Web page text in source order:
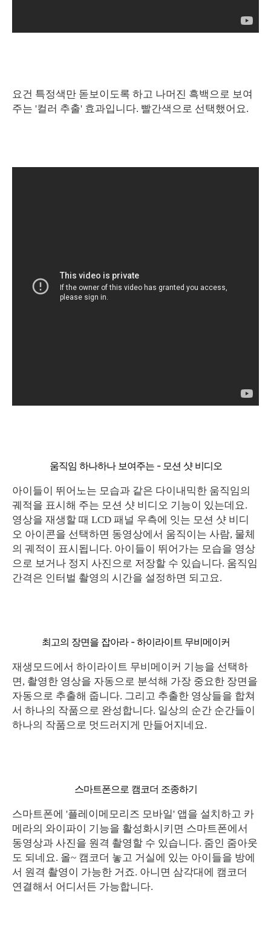
요건 특정색만 돋보이도록 하고 나머진 흑백으로 보여
주는 '컬러 추출' 효과입니다. 빨간색으로 선택했어요.
움직임 하나하나 보여주는 - 모션 샷 비디오
아이들이 뛰어노는 모습과 같은 다이내믹한 움직임의
궤적을 표시해 주는 모션 샷 비디오 기능이 있는데요.
영상을 재생할 때 LCD 패널 우측에 잇는 모션 샷 비디
오 아이콘을 선택하면 동영상에서 움직이는 사람, 물체
의 궤적이 표시됩니다. 아이들이 뛰어가는 모습을 영상
으로 보거나 정지 사진으로 저장할 수 있습니다. 움직임
간격은 인터벌 촬영의 시간을 설정하면 되고요.
최고의 장면을 잡아라 - 하이라이트 무비메이커
재생모드에서 하이라이트 무비메이커 기능을 선택하
면, 촬영한 영상을 자동으로 분석해 가장 중요한 장면을
자동으로 추출해 줍니다. 그리고 추출한 영상들을 합쳐
서 하나의 작품으로 완성합니다. 일상의 순간 순간들이
하나의 작품으로 멋드러지게 만들어지네요.
스마트폰으로 캠코더 조종하기
스마트폰에 '플레이메모리즈 모바일' 앱을 설치하고 카
메라의 와이파이 기능을 활성화시키면 스마트폰에서
동영상과 사진을 원격 촬영할 수 있습니다. 줌인 줌아웃
도 되네요. 올~ 캠코더 놓고 거실에 있는 아이들을 방에
서 원격 촬영이 가능한 거죠. 아니면 삼각대에 캠코더
연결해서 어디서든 가능합니다.